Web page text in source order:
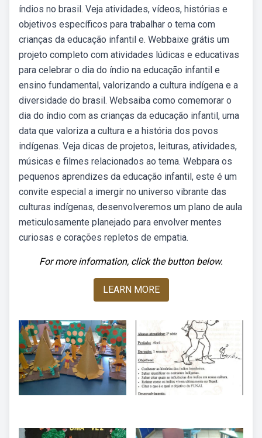
índios no brasil. Veja atividades, vídeos, histórias e
objetivos específicos para trabalhar o tema com
crianças da educação infantil e. Webbaixe grátis um
projeto completo com atividades lúdicas e educativas
para celebrar o dia do índio na educação infantil e
ensino fundamental, valorizando a cultura indígena e a
diversidade do brasil. Websaiba como comemorar o
dia do índio com as crianças da educação infantil, uma
data que valoriza a cultura e a história dos povos
indígenas. Veja dicas de projetos, leituras, atividades,
músicas e filmes relacionados ao tema. Webpara os
pequenos aprendizes da educação infantil, este é um
convite especial a imergir no universo vibrante das
culturas indígenas, desenvolveremos um plano de aula
meticulosamente planejado para envolver mentes
curiosas e corações repletos de empatia.
For more information, click the button below.
LEARN MORE